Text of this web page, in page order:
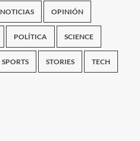
NOTICIAS OPINIÓN
POLÍTICA SCIENCE
SPORTS STORIES TECH